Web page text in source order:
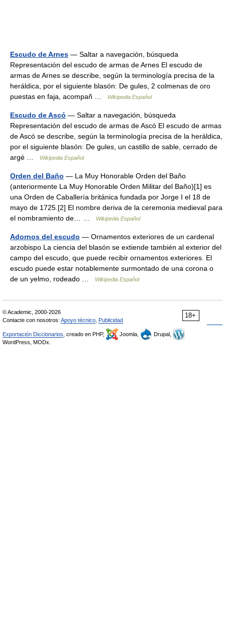
Escudo de Arnes — Saltar a navegación, búsqueda
Representación del escudo de armas de Arnes El escudo de
armas de Arnes se describe, según la terminología precisa de la
heráldica, por el siguiente blasón: De gules, 2 colmenas de oro
puestas en faja, acompañ …
Wikipedia Español
Escudo de Ascó — Saltar a navegación, búsqueda
Representación del escudo de armas de Ascó El escudo de armas
de Ascó se describe, según la terminología precisa de la heráldica,
por el siguiente blasón: De gules, un castillo de sable, cerrado de
argé …
Wikipedia Español
Orden del Baño — La Muy Honorable Orden del Baño
(anteriormente La Muy Honorable Orden Militar del Baño)[1] es
una Orden de Caballería británica fundada por Jorge I el 18 de
mayo de 1725.[2] El nombre deriva de la ceremonia medieval para
el nombramiento de… …
Wikipedia Español
Adornos del escudo — Ornamentos exteriores de un cardenal
arzobispo La ciencia del blasón se extiende también al exterior del
campo del escudo, que puede recibir ornamentos exteriores. El
escudo puede estar notablemente surmontado de una corona o
de un yelmo, rodeado …
Wikipedia Español
18+
© Academic, 2000-2026
Contacte con nosotros: Apoyo técnico Publicidad
Exportación Diccionarios , creado en PHP, Joomla,
Drupal,
WordPress, MODx.